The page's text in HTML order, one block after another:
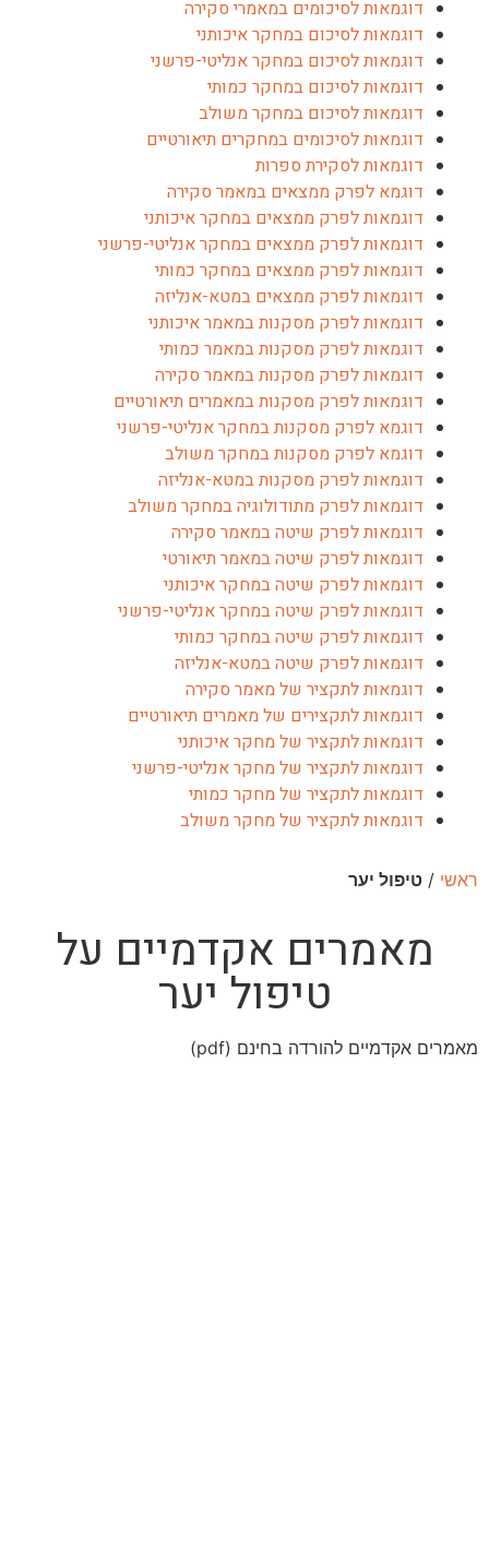
דוגמאות לסיכומים במאמרי סקירה
דוגמאות לסיכום במחקר איכותני
דוגמאות לסיכום במחקר אנליטי-פרשני
דוגמאות לסיכום במחקר כמותי
דוגמאות לסיכום במחקר משולב
דוגמאות לסיכומים במחקרים תיאורטיים
דוגמאות לסקירת ספרות
דוגמא לפרק ממצאים במאמר סקירה
דוגמאות לפרק ממצאים במחקר איכותני
דוגמאות לפרק ממצאים במחקר אנליטי-פרשני
דוגמאות לפרק ממצאים במחקר כמותי
דוגמאות לפרק ממצאים במטא-אנליזה
דוגמאות לפרק מסקנות במאמר איכותני
דוגמאות לפרק מסקנות במאמר כמותי
דוגמאות לפרק מסקנות במאמר סקירה
דוגמאות לפרק מסקנות במאמרים תיאורטיים
דוגמא לפרק מסקנות במחקר אנליטי-פרשני
דוגמא לפרק מסקנות במחקר משולב
דוגמאות לפרק מסקנות במטא-אנליזה
דוגמאות לפרק מתודולוגיה במחקר משולב
דוגמאות לפרק שיטה במאמר סקירה
דוגמאות לפרק שיטה במאמר תיאורטי
דוגמאות לפרק שיטה במחקר איכותני
דוגמאות לפרק שיטה במחקר אנליטי-פרשני
דוגמאות לפרק שיטה במחקר כמותי
דוגמאות לפרק שיטה במטא-אנליזה
דוגמאות לתקציר של מאמר סקירה
דוגמאות לתקצירים של מאמרים תיאורטיים
דוגמאות לתקציר של מחקר איכותני
דוגמאות לתקציר של מחקר אנליטי-פרשני
דוגמאות לתקציר של מחקר כמותי
דוגמאות לתקציר של מחקר משולב
ראשי / טיפול יער
מאמרים אקדמיים על
טיפול יער
מאמרים אקדמיים להורדה בחינם (pdf)